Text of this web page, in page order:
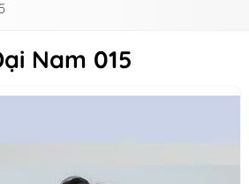
Nam 015